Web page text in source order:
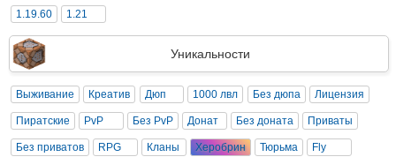
1.19.60 1.21
Уникальности
Выживание Креатив Дюп 1000 лвл Без дюпа Лицензия
Пиратские PvP Без PvP Донат Без доната Приваты
Без приватов RPG Кланы Херобрин Тюрьма Fly